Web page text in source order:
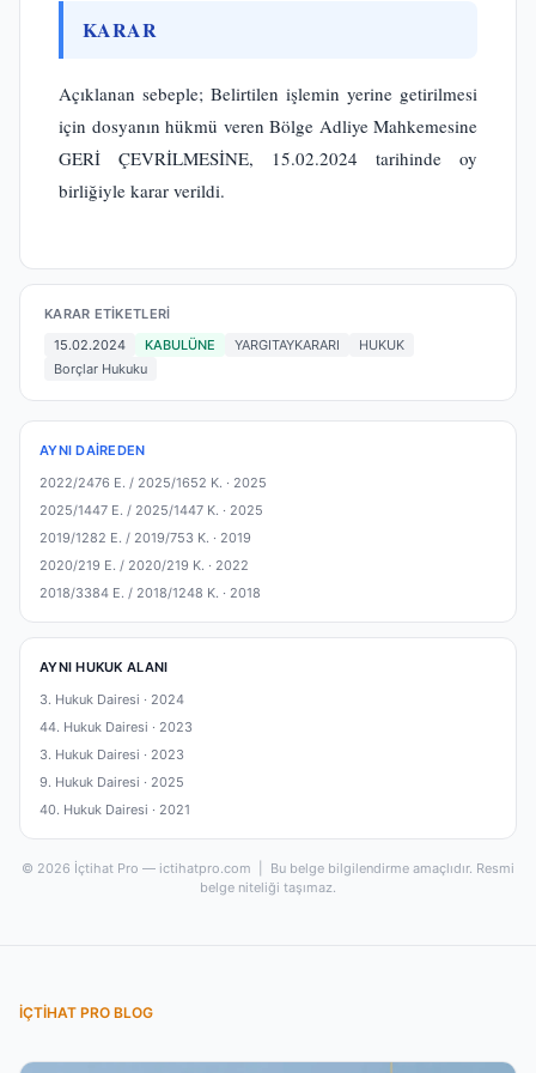
KARAR
Açıklanan sebeple; Belirtilen işlemin yerine getirilmesi
için dosyanın hükmü veren Bölge Adliye Mahkemesine
GERİ ÇEVRİLMESİNE, 15.02.2024 tarihinde oy
birliğiyle karar verildi.
KARAR ETIKETLERI
15.02.2024
KABULÜNE YARGITAYKARARI
HUKUK
Borçlar Hukuku
AYNI DAIREDEN
2022/2476 E. / 2025/1652 K. · 2025
2025/1447 E. / 2025/1447 K. · 2025
2019/1282 E. / 2019/753 K. · 2019
2020/219 E. / 2020/219 K. · 2022
2018/3384 E. / 2018/1248 K. · 2018
AYNI HUKUK ALANI
3. Hukuk Dairesi · 2024
44. Hukuk Dairesi · 2023
3. Hukuk Dairesi · 2023
9. Hukuk Dairesi · 2025
40. Hukuk Dairesi · 2021
© 2026 İçtihat Pro — ictihatpro.com | Bu belge bilgilendirme amaçlıdır. Resmi
belge niteliği taşımaz.
İÇTIHAT PRO BLOG